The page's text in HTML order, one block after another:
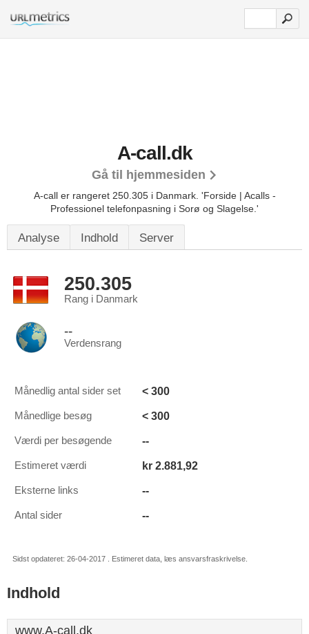
A-call.dk
Gå til hjemmesiden
A-call er rangeret 250.305 i Danmark. 'Forside | Acalls -
Professionel telefonpasning i Sorø og Slagelse.'
Analyse Indhold Server
250.305
Rang i Danmark
--
Verdensrang
Månedlig antal sider set < 300
Månedlige besøg < 300
Værdi per besøgende --
Estimeret værdi kr 2.881,92
Eksterne links --
Antal sider --
Sidst opdateret: 26-04-2017 . Estimeret data, læs ansvarsfraskrivelse.
Indhold
www.A-call.dk